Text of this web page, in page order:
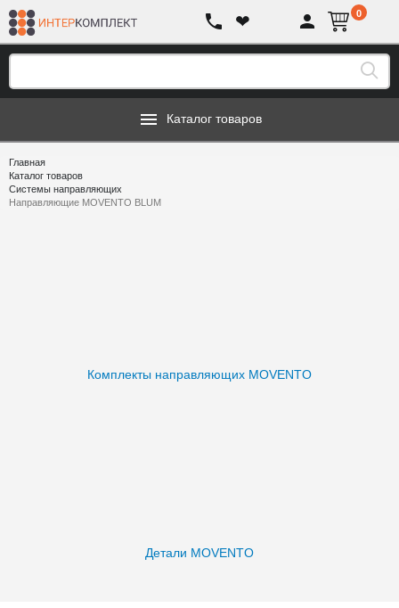
❤ 0
Каталог товаров
Главная
Каталог товаров
Системы направляющих
Направляющие MOVENTO BLUM
Комплекты направляющих MOVENTO
Детали MOVENTO